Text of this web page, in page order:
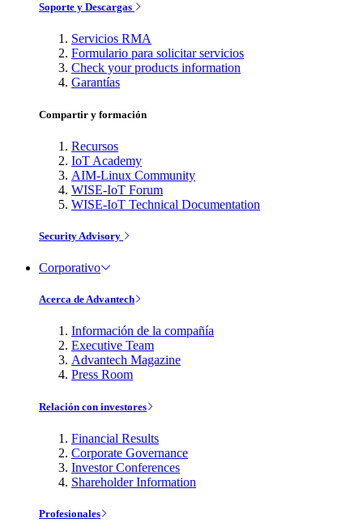
Soporte y Descargas
Servicios RMA
Formulario para solicitar servicios
Check your products information
Garantías
Compartir y formación
Recursos
IoT Academy
AIM-Linux Community
WISE-IoT Forum
WISE-IoT Technical Documentation
Security Advisory
Corporativo
Acerca de Advantech
Información de la compañía
Executive Team
Advantech Magazine
Press Room
Relación con investores
Financial Results
Corporate Governance
Investor Conferences
Shareholder Information
Profesionales